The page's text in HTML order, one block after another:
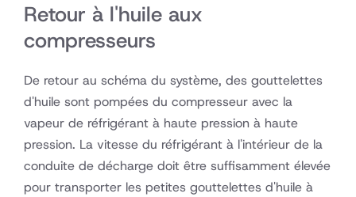
Retour à l'huile aux
compresseurs
De retour au schéma du système, des gouttelettes
d'huile sont pompées du compresseur avec la
vapeur de réfrigérant à haute pression à haute
pression. La vitesse du réfrigérant à l'intérieur de la
conduite de décharge doit être suffisamment élevée
pour transporter les petites gouttelettes d'huile à